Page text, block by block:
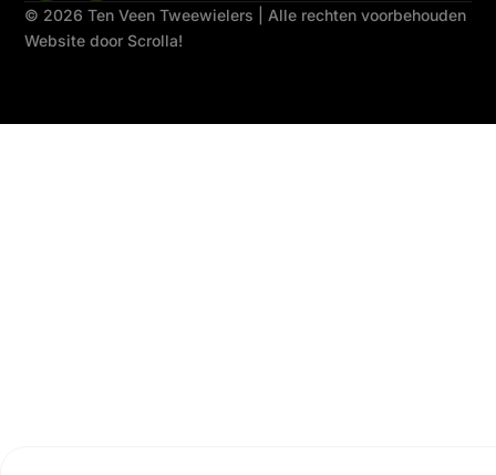
© 2026 Ten Veen Tweewielers | Alle rechten voorbehouden
Website door Scrolla!